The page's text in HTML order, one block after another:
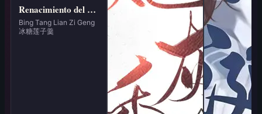
Renacimiento del Ser Celestial Supremo
Bing Tang Lian Zi Geng
冰糖莲子羹